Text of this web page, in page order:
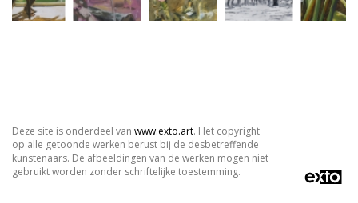
Deze site is onderdeel van www.exto.art. Het copyright
op alle getoonde werken berust bij de desbetreffende
kunstenaars. De afbeeldingen van de werken mogen niet
gebruikt worden zonder schriftelijke toestemming.